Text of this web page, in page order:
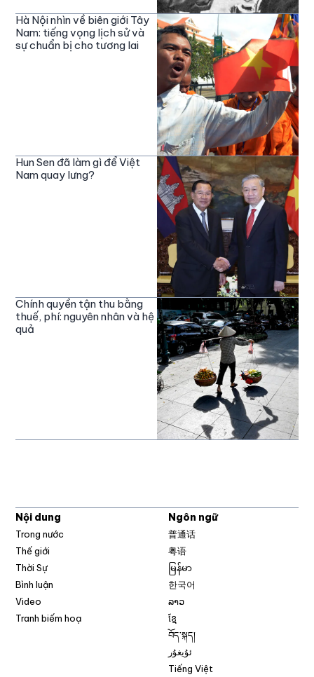
Hà Nội nhìn về biên giới Tây
Nam: tiếng vọng lịch sử và
sự chuẩn bị cho tương lai
Hun Sen đã làm gì để Việt
Nam quay lưng?
Chính quyền tận thu bằng
thuế, phí: nguyên nhân và hệ
quả
Nội dung
Trong nước
Thế giới
Thời Sự
Bình luận
Video
Tranh biếm hoạ
Ngôn ngữ
普通话
粤语
မြန်မာ
한국어
ລາວ
ខ្មែ
བོད་སྐད།
ئۇيغۇر
Tiếng Việt